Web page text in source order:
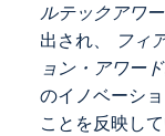
ルテックアワ
出され、
フィ
ョン・アワード
のイノベーシ
ことを反映し